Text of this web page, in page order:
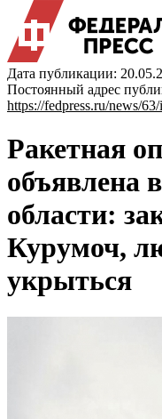
Дата публикации:
Постоянный адрес
https://fedpress.ru/news/
Ракетная
объявлена
области:
Курумоч,
укрыться